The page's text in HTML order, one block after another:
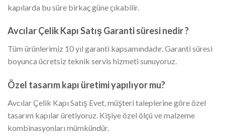
kapılarda bu süre birkaç güne çıkabilir.
Avcılar Çelik Kapı Satış Garanti süresi nedir ?
Tüm ürünlerimiz 10 yıl garanti kapsamındadır. Garanti süresi
boyunca ücretsiz teknik servis hizmeti sunuyoruz.
Özel tasarım kapı üretimi yapılıyor mu?
Avcılar Çelik Kapı Satış Evet, müşteri taleplerine göre özel
tasarım kapılar üretiyoruz. Kişiye özel ölçü ve malzeme
kombinasyonları mümkündür.